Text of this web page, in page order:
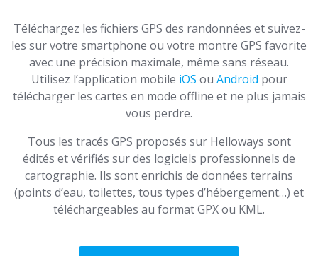
Téléchargez les fichiers GPS des randonnées et suivez-
les sur votre smartphone ou votre montre GPS favorite
avec une précision maximale, même sans réseau.
Utilisez l’application mobile iOS ou Android pour
télécharger les cartes en mode offline et ne plus jamais
vous perdre.
Tous les tracés GPS proposés sur Helloways sont
édités et vérifiés sur des logiciels professionnels de
cartographie. Ils sont enrichis de données terrains
(points d’eau, toilettes, tous types d’hébergement…) et
téléchargeables au format GPX ou KML.